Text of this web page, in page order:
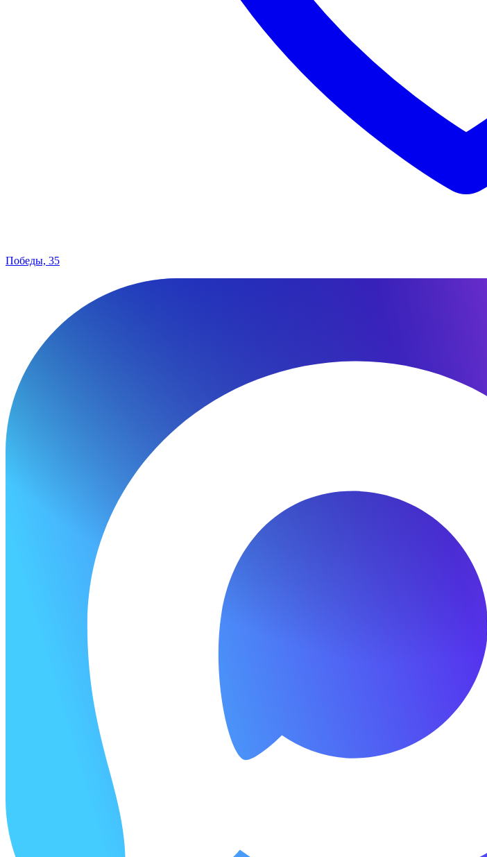
Победы, 35